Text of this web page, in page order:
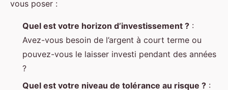
vous poser :
Quel est votre horizon d’investissement ? :
Avez-vous besoin de l’argent à court terme ou
pouvez-vous le laisser investi pendant des années
?
Quel est votre niveau de tolérance au risque ? :